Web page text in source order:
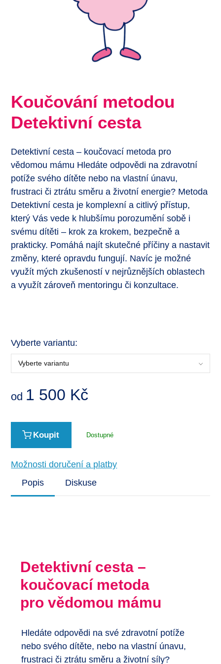
Koučování metodou
Detektivní cesta
Detektivní cesta – koučovací metoda pro
vědomou mámu Hledáte odpovědi na zdravotní
potíže svého dítěte nebo na vlastní únavu,
frustraci či ztrátu směru a životní energie? Metoda
Detektivní cesta je komplexní a citlivý přístup,
který Vás vede k hlubšímu porozumění sobě i
svému dítěti – krok za krokem, bezpečně a
prakticky. Pomáhá najít skutečné příčiny a nastavit
změny, které opravdu fungují. Navíc je možné
využít mých zkušeností v nejrůznějších oblastech
a využít zároveň mentoringu či konzultace.
Vyberte variantu:
Vyberte variantu
od 1 500 Kč
Koupit Dostupné
Možnosti doručení a platby
Popis
Diskuse
Detektivní cesta –
koučovací metoda
pro vědomou mámu
Hledáte odpovědi na své zdravotní potíže
nebo svého dítěte, nebo na vlastní únavu,
frustraci či ztrátu směru a životní síly?